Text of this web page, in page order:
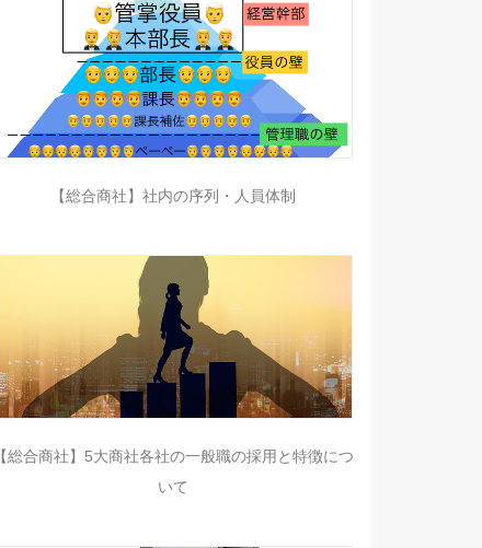
【総合商社】社内の序列・人員体制
【総合商社】5大商社各社の一般職の採用と特徴につ
いて